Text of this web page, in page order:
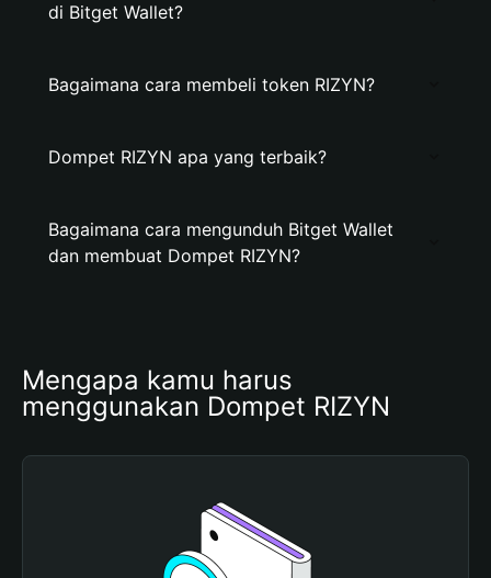
di Bitget Wallet?
Bagaimana cara membeli token RIZYN?
Dompet RIZYN apa yang terbaik?
Bagaimana cara mengunduh Bitget Wallet
dan membuat Dompet RIZYN?
Mengapa kamu harus
menggunakan Dompet RIZYN